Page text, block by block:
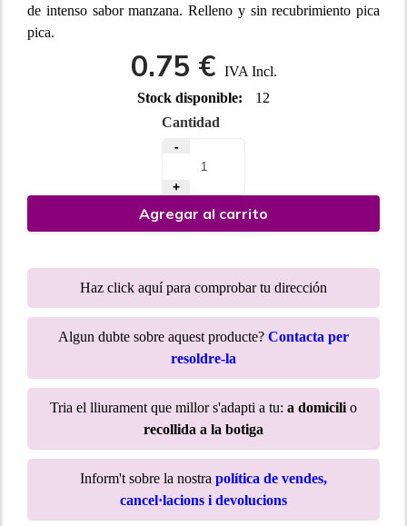
de intenso sabor manzana. Relleno y sin recubrimiento pica
pica.
0.75 € IVA Incl.
Stock disponible:
12
Cantidad
-
+
Agregar al carrito
Haz click aquí para comprobar tu dirección
Algun dubte sobre aquest producte? Contacta per
resoldre-la
Tria el lliurament que millor s'adapti a tu: a domicili o
recollida a la botiga
Inform't sobre la nostra política de vendes,
cancel·lacions i devolucions